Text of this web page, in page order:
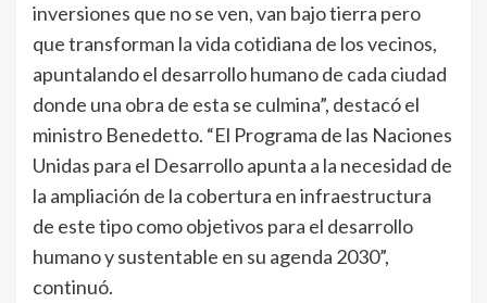
inversiones que no se ven, van bajo tierra pero
que transforman la vida cotidiana de los vecinos,
apuntalando el desarrollo humano de cada ciudad
donde una obra de esta se culmina”, destacó el
ministro Benedetto. “El Programa de las Naciones
Unidas para el Desarrollo apunta a la necesidad de
la ampliación de la cobertura en infraestructura
de este tipo como objetivos para el desarrollo
humano y sustentable en su agenda 2030”,
continuó.